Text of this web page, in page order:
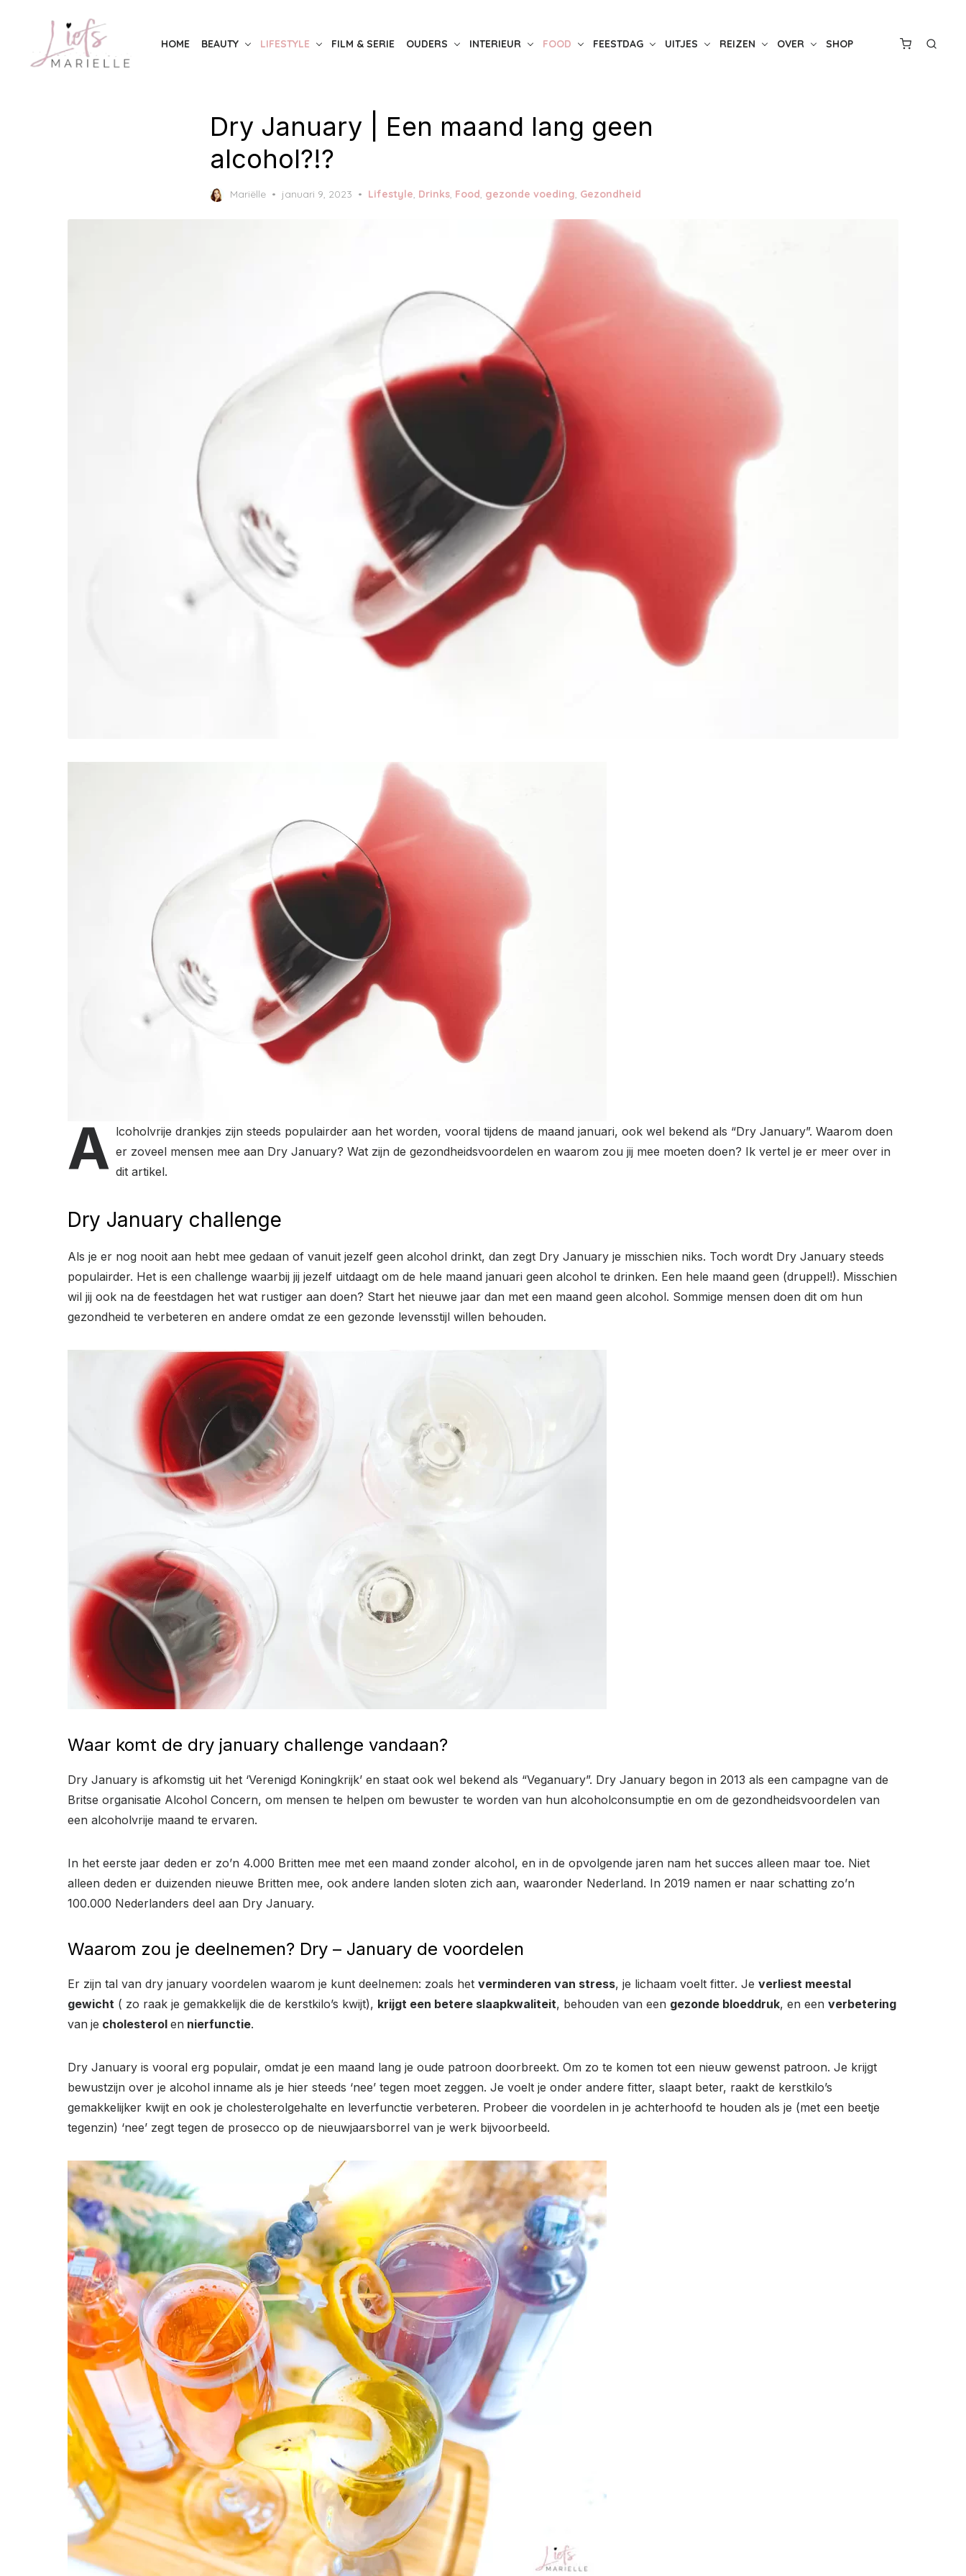
content
HOME BEAUTY LIFESTYLE FILM & SERIE OUDERS INTERIEUR FOOD FEESTDAG UITJES REIZEN OVER SHOP
Dry January | Een maand lang geen
alcohol?!?
Mariëlle
Posted
januari 9, 2023 Lifestyle Drinks Food gezonde voeding Gezondheid
A lcoholvrije drankjes zijn steeds populairder aan het worden, vooral tijdens de maand januari, ook wel bekend als “Dry January”. Waarom doen
er zoveel mensen mee aan Dry January? Wat zijn de gezondheidsvoordelen en waarom zou jij mee moeten doen? Ik vertel je er meer over in
dit artikel.
Dry January challenge
Als je er nog nooit aan hebt mee gedaan of vanuit jezelf geen alcohol drinkt, dan zegt Dry January je misschien niks. Toch wordt Dry January steeds
populairder. Het is een challenge waarbij jij jezelf uitdaagt om de hele maand januari geen alcohol te drinken. Een hele maand geen (druppel!). Misschien
wil jij ook na de feestdagen het wat rustiger aan doen? Start het nieuwe jaar dan met een maand geen alcohol. Sommige mensen doen dit om hun
gezondheid te verbeteren en andere omdat ze een gezonde levensstijl willen behouden.
Waar komt de dry january challenge vandaan?
Dry January is afkomstig uit het ‘Verenigd Koningkrijk’ en staat ook wel bekend als “Veganuary”. Dry January begon in 2013 als een campagne van de
Britse organisatie Alcohol Concern, om mensen te helpen om bewuster te worden van hun alcoholconsumptie en om de gezondheidsvoordelen van
een alcoholvrije maand te ervaren.
In het eerste jaar deden er zo’n 4.000 Britten mee met een maand zonder alcohol, en in de opvolgende jaren nam het succes alleen maar toe. Niet
alleen deden er duizenden nieuwe Britten mee, ook andere landen sloten zich aan, waaronder Nederland. In 2019 namen er naar schatting zo’n
100.000 Nederlanders deel aan Dry January.
Waarom zou je deelnemen? Dry – January de voordelen
Er zijn tal van dry january voordelen waarom je kunt deelnemen: zoals het verminderen van stress, je lichaam voelt fitter. Je verliest meestal
gewicht ( zo raak je gemakkelijk die de kerstkilo’s kwijt), krijgt een betere slaapkwaliteit, behouden van een gezonde bloeddruk, en een verbetering
van je cholesterol en nierfunctie.
Dry January is vooral erg populair, omdat je een maand lang je oude patroon doorbreekt. Om zo te komen tot een nieuw gewenst patroon. Je krijgt
bewustzijn over je alcohol inname als je hier steeds ‘nee’ tegen moet zeggen. Je voelt je onder andere fitter, slaapt beter, raakt de kerstkilo’s
gemakkelijker kwijt en ook je cholesterolgehalte en leverfunctie verbeteren. Probeer die voordelen in je achterhoofd te houden als je (met een beetje
tegenzin) ‘nee’ zegt tegen de prosecco op de nieuwjaarsborrel van je werk bijvoorbeeld.